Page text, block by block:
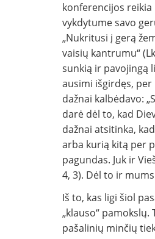
konferencijos
vykdytume savo
„Nukritusi į gerą
vaisių kantrumu“
sunkią ir pavojingą
ausimi išgirdęs, per
dažnai kalbėdavo:
darė dėl to, kad
dažnai atsitinka,
arba kurią kitą per
pagundas. Juk ir
4, 3). Dėl to ir
Iš to, kas ligi šiol
„klauso“
pašalinių minčių